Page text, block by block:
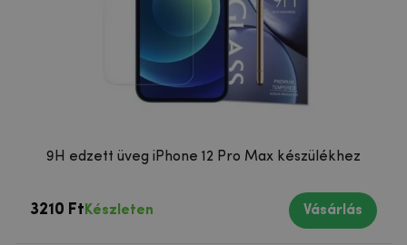
9H edzett üveg iPhone 12 Pro Max készülékhez
3210 Ft Készleten Vásárlás